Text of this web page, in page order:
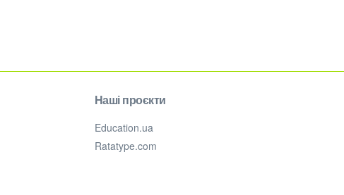
Наші проєкти
Education.ua
Ratatype.com